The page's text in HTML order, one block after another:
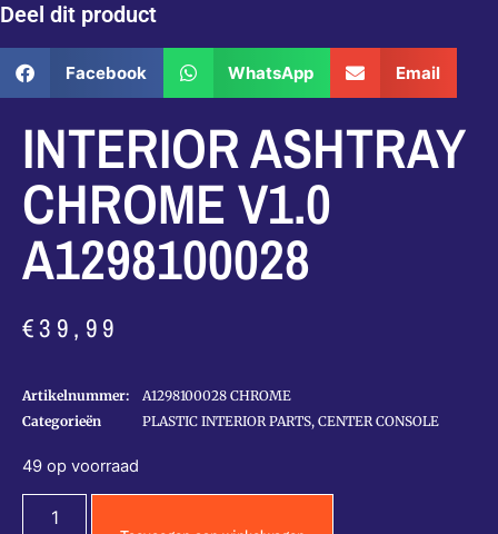
Deel dit product
Facebook WhatsApp Email
INTERIOR ASHTRAY
CHROME V1.0
A1298100028
€39,99
Artikelnummer:
A1298100028 CHROME
Categorieën
PLASTIC INTERIOR PARTS, CENTER CONSOLE
49 op voorraad